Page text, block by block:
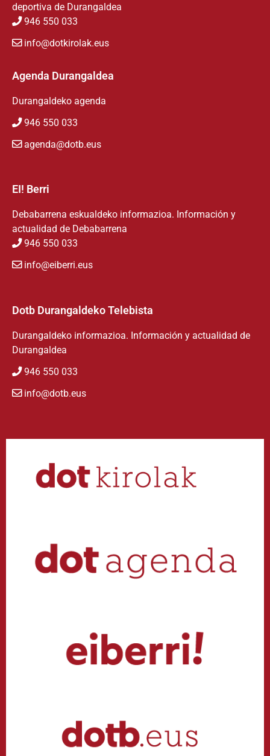
deportiva de Durangaldea
946 550 033
info@dotkirolak.eus
Agenda Durangaldea
Durangaldeko agenda
946 550 033
agenda@dotb.eus
EI! Berri
Debabarrena eskualdeko informazioa. Información y
actualidad de Debabarrena
946 550 033
info@eiberri.eus
Dotb Durangaldeko Telebista
Durangaldeko informazioa. Información y actualidad de
Durangaldea
946 550 033
info@dotb.eus